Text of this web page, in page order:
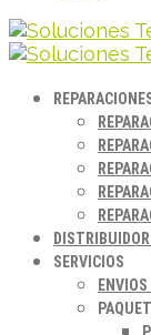
DISTRIBUIDOR
SERVICIOS